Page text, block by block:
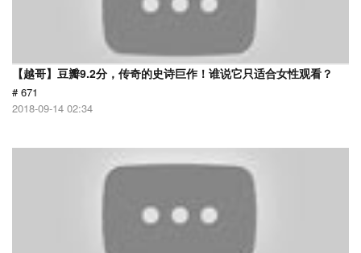
【越哥】豆瓣9.2分，传奇的史诗巨作！谁说它只适合女性观看？
# 671
2018-09-14 02:34